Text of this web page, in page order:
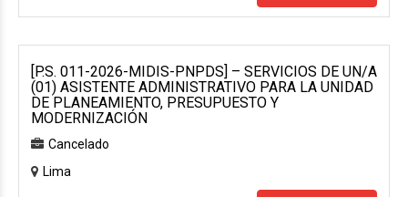
[P.S. 011-2026-MIDIS-PNPDS] – SERVICIOS DE UN/A
(01) ASISTENTE ADMINISTRATIVO PARA LA UNIDAD
DE PLANEAMIENTO, PRESUPUESTO Y
MODERNIZACIÓN
Cancelado
Lima